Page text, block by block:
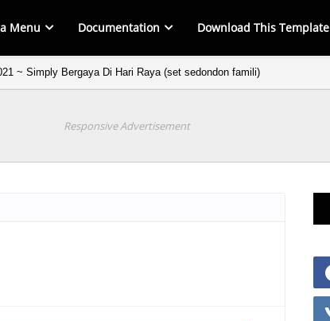
Menu Documentation Download This Template
~ Simply Bergaya Di Hari Raya (set sedondon famili)
2021 ~ Kurung Jasmine (sedondon ibu & anak)
Responsive Advertisement